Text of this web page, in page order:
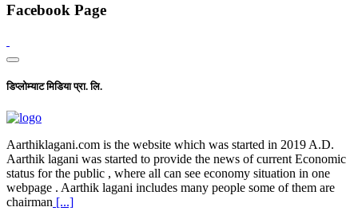
Facebook Page
डिप्लोम्याट मिडिया प्रा. लि.
Aarthiklagani.com is the website which was started in 2019 A.D.
Aarthik lagani was started to provide the news of current Economic
status for the public , where all can see economy situation in one
webpage . Aarthik lagani includes many people some of them are
chairman [...]